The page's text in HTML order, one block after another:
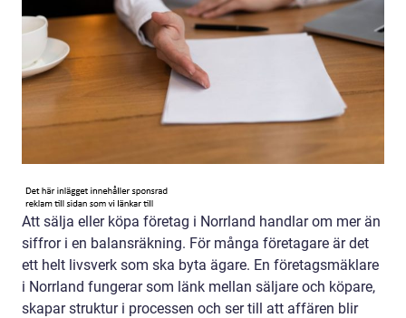
Att sälja eller köpa företag i Norrland handlar om mer än
siffror i en balansräkning. För många företagare är det
ett helt livsverk som ska byta ägare. En företagsmäklare
i Norrland fungerar som länk mellan säljare och köpare,
skapar struktur i processen och ser till att affären blir